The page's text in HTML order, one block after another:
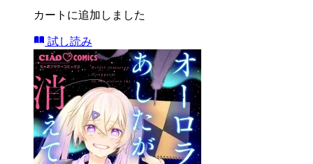
カートに追加しました
試し読み